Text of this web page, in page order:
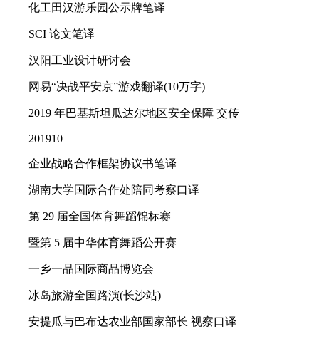
化工田汉游乐园公示牌笔译
SCI 论文笔译
汉阳工业设计研讨会
网易“决战平安京”游戏翻译(10万字)
2019 年巴基斯坦瓜达尔地区安全保障 交传
201910
企业战略合作框架协议书笔译
湖南大学国际合作处陪同考察口译
第 29 届全国体育舞蹈锦标赛
暨第 5 届中华体育舞蹈公开赛
一乡一品国际商品博览会
冰岛旅游全国路演(长沙站)
安提瓜与巴布达农业部国家部长 视察口译